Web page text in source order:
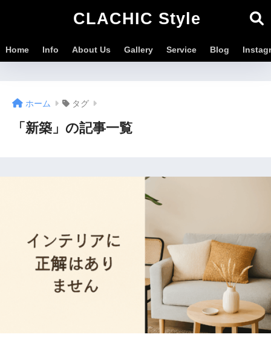
CLACHIC Style
Home Info About Us Gallery Service Blog
ホーム タグ
「新築」の記事一覧